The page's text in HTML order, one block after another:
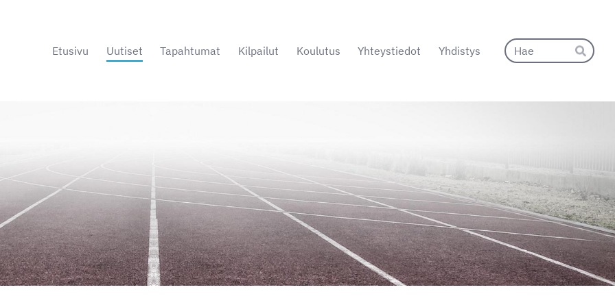
Etusivu Uutiset Tapahtumat Kilpailut Koulutus Yhteystiedot Yhdistys
Hae